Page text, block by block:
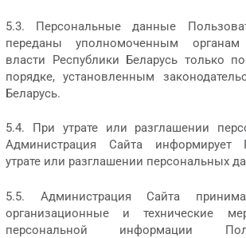
5.3. Персональные данные
переданы уполномоченным органам
власти Республики Беларусь только
порядке, установленным
Беларусь.
5.4. При утрате или разглашении
Администрация Сайта информирует
утрате или разглашении персональных
5.5. Администрация Сайта
организационные и технические
персональной информации